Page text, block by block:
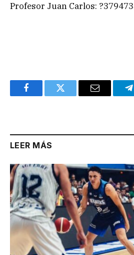
Profesor Juan Carlos:
FacebookTwitter Email
LEER MÁS